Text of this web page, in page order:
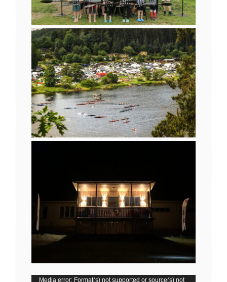
Video-
Media error: Format(s) not supported or source(s) not